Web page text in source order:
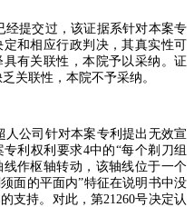
经提交过，该证据系针对本案专
和相应行政判决，其真实性可
有关联性，本院予以采纳。证
关联性，本院不予采纳。
人公司针对本案专利提出无效宣
专利权利要求4中的“每个剃刀组
作枢轴转动，该轴线位于一个
面的平面内”特征在说明书中没
支持。对此，第21260号决定认